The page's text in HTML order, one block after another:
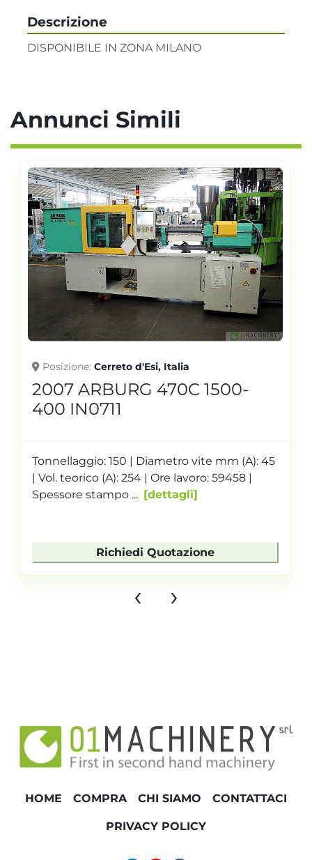
Descrizione
DISPONIBILE IN ZONA MILANO
Annunci Simili
Posizione Cerreto d'Esi, Italia
2007 ARBURG 470C 1500-
400 IN0711
Tonnellaggio: 150 | Diametro vite mm (A): 45
| Vol. teorico (A): 254 | Ore lavoro: 59458 |
Spessore stampo ...
dettagli
Richiedi Quotazione
‹ ›
HOME COMPRA CHI SIAMO CONTATTACI
PRIVACY POLICY